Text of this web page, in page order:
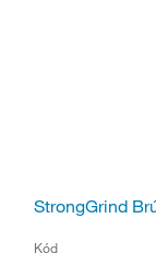
StrongGrind
Kód